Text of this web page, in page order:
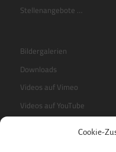
Cookie-
Stellenangebote …
Bildergalerien
Downloads
Videos auf Vimeo
Videos auf YouTube